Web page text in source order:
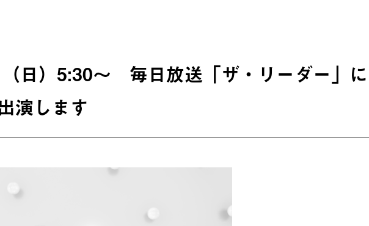
日）5:30～ 毎日放送「ザ・リーダー」
演します